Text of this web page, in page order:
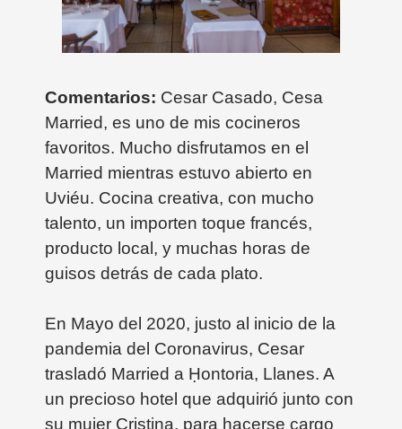
Comentarios: Cesar Casado, Cesa
Married, es uno de mis cocineros
favoritos. Mucho disfrutamos en el
Married mientras estuvo abierto en
Uviéu. Cocina creativa, con mucho
talento, un importen toque francés,
producto local, y muchas horas de
guisos detrás de cada plato.
En Mayo del 2020, justo al inicio de la
pandemia del Coronavirus, Cesar
trasladó Married a Ḥontoria, Llanes. A
un precioso hotel que adquirió junto con
su mujer Cristina, para hacerse cargo